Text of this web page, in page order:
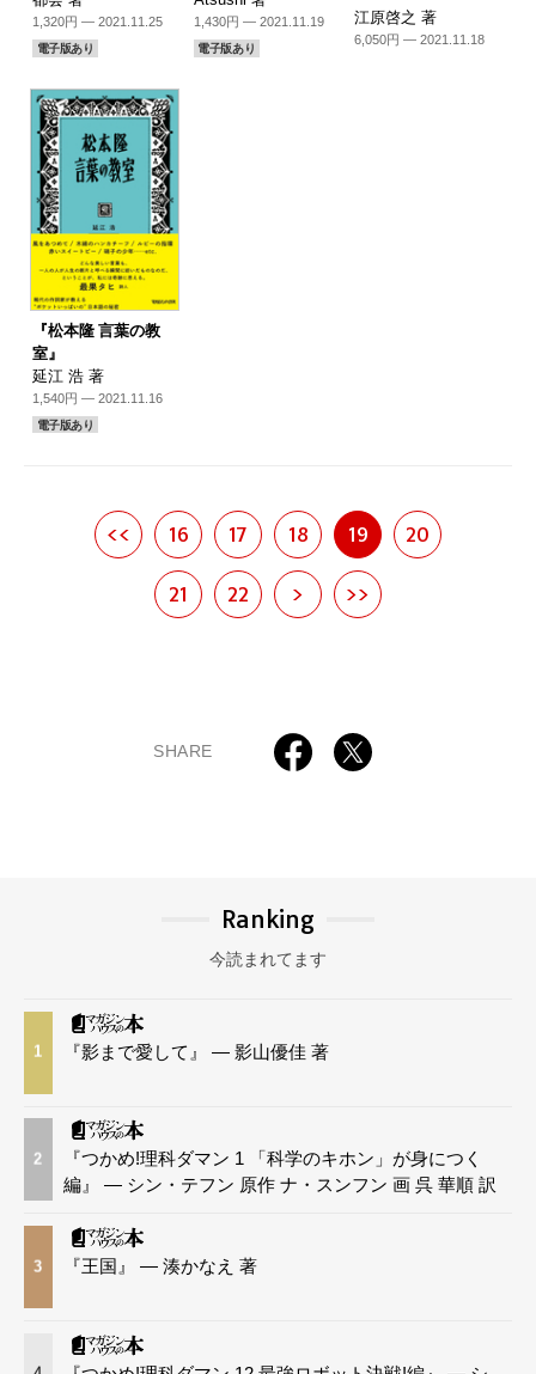
1,320円 — 2021.11.25
電子版あり
1,430円 — 2021.11.19
電子版あり
江原啓之 著
6,050円 — 2021.11.18
『松本隆 言葉の教
室』
延江 浩 著
1,540円 — 2021.11.16
電子版あり
<< 16 17 18 19 20
21 22 > >>
SHARE
Ranking
今読まれてます
1 『影まで愛して』 — 影山優佳 著
2
『つかめ!理科ダマン 1 「科学のキホン」が身につく
編』 — シン・テフン 原作 ナ・スンフン 画 呉 華順 訳
3 『王国』 — 湊かなえ 著